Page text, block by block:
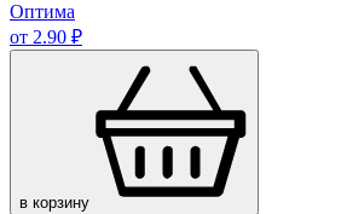
Оптима
от 2.90 ₽
в корзину